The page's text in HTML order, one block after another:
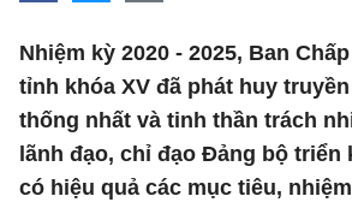
Nhiệm kỳ 2020 - 2025, Ban
tỉnh khóa XV đã phát huy
thống nhất và tinh thần trách
lãnh đạo, chỉ đạo Đảng bộ triển
có hiệu quả các mục tiêu,